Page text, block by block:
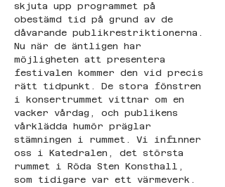
skjuta upp programmet på
obestämd tid på grund av de
dåvarande publikrestriktionerna.
Nu när de äntligen har
möjligheten att presentera
festivalen kommer den vid precis
rätt tidpunkt. De stora fönstren
i konsertrummet vittnar om en
vacker vårdag, och publikens
vårklädda humör präglar
stämningen i rummet. Vi infinner
oss i Katedralen, det största
rummet i Röda Sten Konsthall,
som tidigare var ett värmeverk.